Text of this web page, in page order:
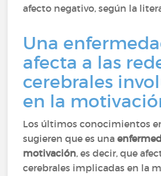
afecto negativo, según la
Una
afecta a las
cerebrales
en la
Los últimos conocimientos
sugieren que es una
motivación, es decir, que
cerebrales implicadas en la